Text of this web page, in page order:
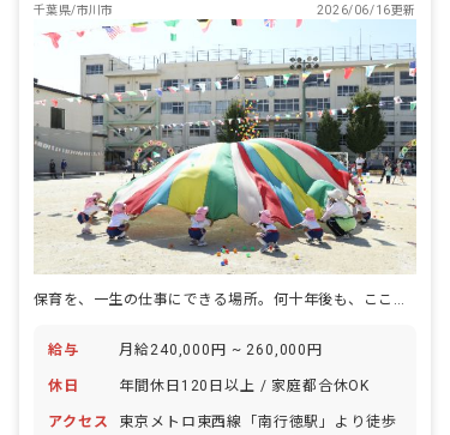
千葉県/市川市
2026/06/16更新
保育を、一生の仕事にできる場所。何十年後も、ここで保育をしていたい。
給与 月給240,000円 ~ 260,000円
休日 年間休日120日以上 / 家庭都合休OK
アクセス
東京メトロ東西線「南行徳駅」より徒歩